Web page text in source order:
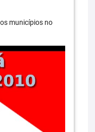
municípios no